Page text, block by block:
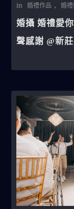
in 婚禮作品 , 婚
婚攝 婚禮愛
聲感謝 @新